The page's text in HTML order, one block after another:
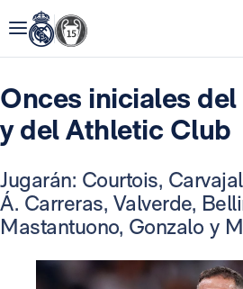
Onces iniciales
y del Athletic Club
Jugarán: Courtois,
Á. Carreras, Valverde,
Mastantuono, Gonzalo y